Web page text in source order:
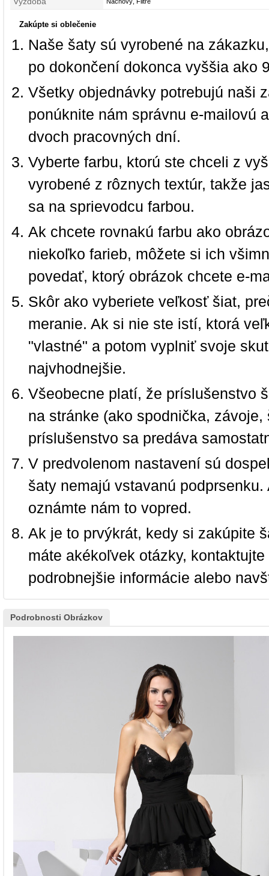
Zakúpte si oblečenie
Naše šaty sú vyrobené na
po dokončení dokonca vyššia ako
Všetky objednávky potrebujú naši
ponúknite nám správnu e-mailovú
dvoch pracovných dní.
Vyberte farbu, ktorú ste chceli z
vyrobené z rôznych textúr, takže
sa na sprievodcu farbou.
Ak chcete rovnakú farbu ako
niekoľko farieb, môžete si ich
povedať, ktorý obrázok chcete e-
Skôr ako vyberiete veľkosť šiat,
meranie. Ak si nie ste istí, ktorá
"vlastné" a potom vyplniť svoje
najvhodnejšie.
Všeobecne platí, že príslušenstvo
na stránke (ako spodnička,
príslušenstvo sa predáva
V predvolenom nastavení sú
šaty nemajú vstavanú
oznámte nám to vopred.
Ak je to prvýkrát, kedy si zakúpite
máte akékoľvek otázky,
podrobnejšie informácie alebo
Podrobnosti Obrázkov